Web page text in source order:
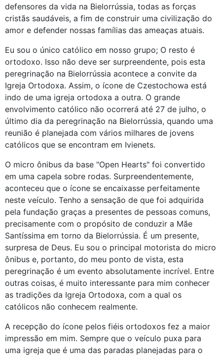
defensores da vida na Bielorrússia, todas as forças
cristãs saudáveis, a fim de construir uma civilização do
amor e defender nossas famílias das ameaças atuais.
Eu sou o único católico em nosso grupo; O resto é
ortodoxo. Isso não deve ser surpreendente, pois esta
peregrinação na Bielorrússia acontece a convite da
Igreja Ortodoxa. Assim, o ícone de Czestochowa está
indo de uma igreja ortodoxa a outra. O grande
envolvimento católico não ocorrerá até 27 de julho, o
último dia da peregrinação na Bielorrússia, quando uma
reunião é planejada com vários milhares de jovens
católicos que se encontram em Ivienets.
O micro ônibus da base "Open Hearts" foi convertido
em uma capela sobre rodas. Surpreendentemente,
aconteceu que o ícone se encaixasse perfeitamente
neste veículo. Tenho a sensação de que foi adquirida
pela fundação graças a presentes de pessoas comuns,
precisamente com o propósito de conduzir a Mãe
Santíssima em torno da Bielorrússia. É um presente,
surpresa de Deus. Eu sou o principal motorista do micro
ônibus e, portanto, do meu ponto de vista, esta
peregrinação é um evento absolutamente incrível. Entre
outras coisas, é muito interessante para mim conhecer
as tradições da Igreja Ortodoxa, com a qual os
católicos não conhecem realmente.
A recepção do ícone pelos fiéis ortodoxos fez a maior
impressão em mim. Sempre que o veículo puxa para
uma igreja que é uma das paradas planejadas para o